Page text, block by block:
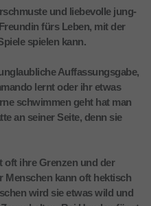
und liebevolle jung-
fürs Leben, mit der
spielen kann.
Auffassungsgabe,
lernt oder ihr etwas
schwimmen geht hat man
an seiner Seite, denn sie
oft ihre Grenzen und der
Menschen kann oft hektisch
wird sie etwas wild und